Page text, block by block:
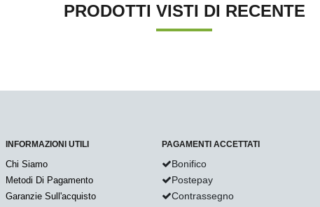
PRODOTTI VISTI DI RECENTE
INFORMAZIONI UTILI
Chi Siamo
Metodi Di Pagamento
Garanzie Sull'acquisto
PAGAMENTI ACCETTATI
Bonifico
Postepay
Contrassegno